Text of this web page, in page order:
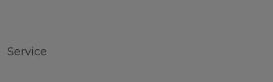
Service